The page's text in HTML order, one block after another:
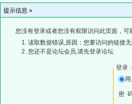
提示信息 »
您没有登录或者您没有权限访问此页面，可
读取数据错误,原因：您要访问的链接
您还不是论坛会员,请先登录论坛
登录
密